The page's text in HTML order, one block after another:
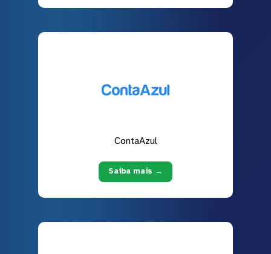
ContaAzul
Saiba mais →